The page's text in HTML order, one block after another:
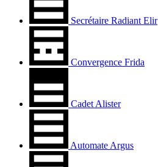
Secrétaire Radiant Elir
Convergence Frida
Cadet Alister
Automate Argus